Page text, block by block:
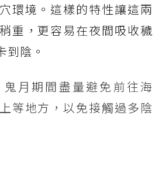
環境。這樣的特性讓這兩
重，更容易在夜間吸收穢
到陰。
月期間盡量避免前往海
等地方，以免接觸過多陰